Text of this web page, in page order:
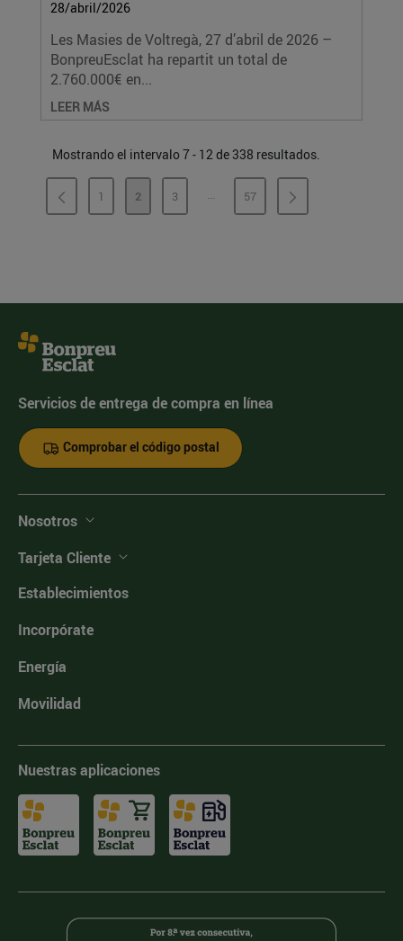
28/abril/2026
Les Masies de Voltregà, 27 d’abril de 2026 –
BonpreuEsclat ha repartit un total de
2.760.000€ en...
LEER MÁS
Mostrando el intervalo 7 - 12 de 338 resultados.
PÁGINA
1 PÁGINA
2 PÁGINA
3 ...PÁGINAS INTERMEDIAS
PÁGINA
57
Servicios de entrega de compra en línea
Comprobar el código postal
Nosotros
Tarjeta Cliente
Establecimientos
Incorpórate
Energía
Movilidad
Nuestras aplicaciones